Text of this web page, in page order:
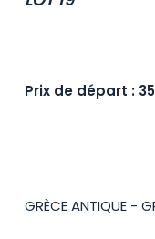
Prix de départ :
GRÈCE ANTIQUE -